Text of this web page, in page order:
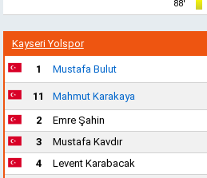
88'
Kayseri Yolspor
1 Mustafa Bulut
11
Mahmut Karakaya
2
Emre Şahin
3
Mustafa Kavdır
4
Levent Karabacak